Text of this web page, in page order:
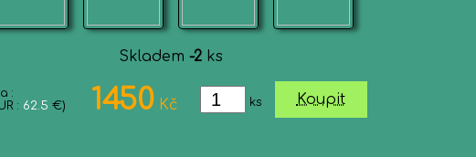
Skladem -2 ks
:
: 62.5 €) 1450Kč ks Koupit